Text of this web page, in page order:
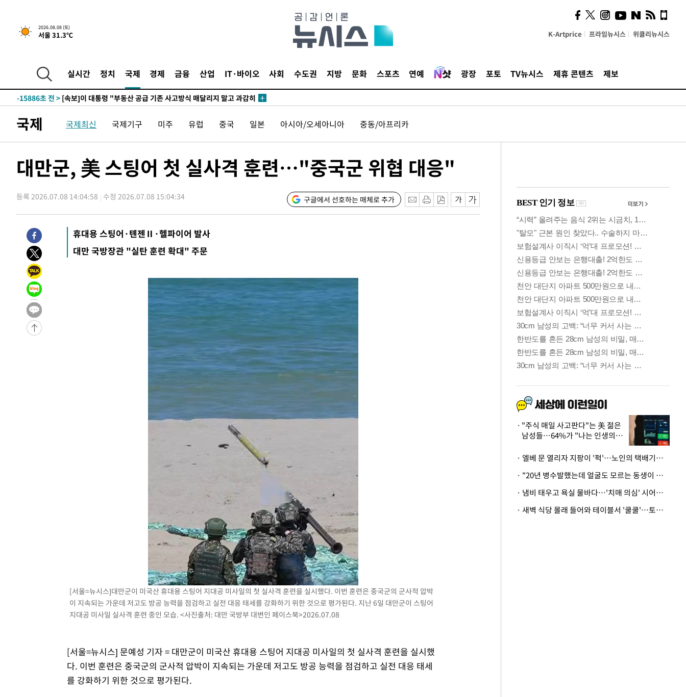
2026.08.08 (토)
서울 31.3℃ K-Artprice 프라임뉴시스 위클리뉴시스
실시간 정치 국제 경제 금융 산업 IT·바이오 사회 수도권 지방 문화 스포츠 연예 광장 포토 TV뉴시스 제휴 콘텐츠 제보
1시간 전 >[속보]규제합리화위원회 부위원장에 김태유 서울대 공대 교수…이병태
-20575초 전 >
미 사업체 일자리, 7월에 2.3만개 순감하고 그 전 2개월 10.3만개
하향수정 (2보)
-20023초 전 >
↓
-15886초 전 > [속보]이 대통령 "부동산 공급 기존 사고방식 매달리지 말고 과감히
운드는 임시"
-6539초 전 >
"낮 기온 소폭 하락"…수도권 폭염중대경보, 폭염경보로 하향
-6503초 전 >[속보]이 대통령, '호우피해' 안동·의성 관할 4개 면 특별재난지역 선
갈 수도
-4437초 전 >낮 최고 37도 찜통더위…곳곳 소나기·강원 많은 비[내일날씨]
응"
6분 전 >여자배구 이재영·이다영 자매, 아제르바이잔 투란VC 입단
19분 전 >외국인 심판 성 접대 7경기 들여다보니…한국 축구 '5승 2무'
23분 전 >
[속보]코스닥, 2.86포인트(0.36%) 내린 798.81마감
24분 전 >
[속보]코스피, 6200선 약보합…0.60% 내린 6258.77에 마쳐
24분 전 >
[속보]원·달러 환율, 7.7원 내린 1416.1원 마감
26분 전 >
1시간 전 >
[속보]종합특검, '계엄 수용공간 확보' 신용해 前교정본부장 기소
1시간 전 >
외신들도 주목한 韓축구 파문…"국민적 공분에 수사 재개"
1시간 전 >
11시간 압수수색에 성접대 파문까지…'쑥대밭' 된 축구협회
1시간 전 >
[속보]규제합리화위원회 부위원장에 김태유 서울대 공대 교수…이병태
이강인, 폭염 속 AT마드리드 첫 훈련…80명 식사 대접까지(종합)
미 사업체 일자리, 7월에 2.3만개 순감하고 그 전 2개월 10.3만개
[속보] 미 사업체, 일자리 7월에 2.3만 개 줄어…실업률은 4.1%로
이란, "오만과 '중앙 단일 루트' 합의…북쪽 인바운드·남쪽 아웃바
"낮 기온 소폭 하락"…수도권 폭염중대경보, 폭염경보로 하향
[속보]이 대통령, '호우피해' 안동·의성 관할 4개 면 특별재난지역 선
[단독]중수청 지원 검사들, 정원 초과 시 낮은 계급 임용…희망지 못
낮 최고 37도 찜통더위…곳곳 소나기·강원 많은 비[내일날씨]
SK하이닉스, 용인·청주 팹에 54조 투자…"AI 메모리 수요 선제 대
외국인 심판 성 접대 7경기 들여다보니…한국 축구 '5승 2무'
[속보]코스닥, 2.86포인트(0.36%) 내린 798.81마감
[속보]코스피, 6200선 약보합…0.60% 내린 6258.77에 마쳐
[속보]원·달러 환율, 7.7원 내린 1416.1원 마감
[속보] 노원서 40.1도 관측…서울, 2018년 이후 첫 40도
[속보]종합특검, '계엄 수용공간 확보' 신용해 前교정본부장 기소
외신들도 주목한 韓축구 파문…"국민적 공분에 수사 재개"
11시간 압수수색에 성접대 파문까지…'쑥대밭' 된 축구협회
[속보]규제합리화위원회 부위원장에 김태유 서울대 공대 교수…이병태
국제 국제최신 국제기구 미주 유럽 중국 일본 아시아/오세아니아 중동/아프리카
대만군, 美 스팅어 첫 실사격 훈련…"중국군 위협 대응"
등록 2026.07.08 14:04:58 수정 2026.07.08 15:04:34 구글에서 선호하는 매체로 추가
휴대용 스팅어·톈젠Ⅱ·헬파이어 발사
대만 국방장관 "실탄 훈련 확대" 주문
[서울=뉴시스]대만군이 미국산 휴대용 스팅어 지대공 미사일의 첫 실사격 훈련을 실시했다. 이번 훈련은 중국군의 군사적 압박
이 지속되는 가운데 저고도 방공 능력을 점검하고 실전 대응 태세를 강화하기 위한 것으로 평가된다. 지난 6일 대만군이 스팅어
지대공 미사일 실사격 훈련 중인 모습. <사진출처: 대만 국방부 대변인 페이스북>2026.07.08
[서울=뉴시스] 문예성 기자 = 대만군이 미국산 휴대용 스팅어 지대공 미사일의 첫 실사격 훈련을 실시했
다. 이번 훈련은 중국군의 군사적 압박이 지속되는 가운데 저고도 방공 능력을 점검하고 실전 대응 태세
를 강화하기 위한 것으로 평가된다.
시, 스마트폰 액세서리에
NFC 더했다
"주식 매일 사고판다"는 美 젊은
남성들…64%가 "나는 인생의
· 엘베 문 열리자 지팡이 '퍽'…노인의 택배기사 폭행 이유
· "20년 병수발했는데 얼굴도 모르는 동생이 유산 절반을"…배다른 형제 상속권 있을까
· 냄비 태우고 욕실 물바다…'치매 의심' 시어머니 검사 권유했다가 '날벼락'
· 새벽 식당 몰래 들어와 테이블서 '쿨쿨'…토사물 남기고 사라진 남성